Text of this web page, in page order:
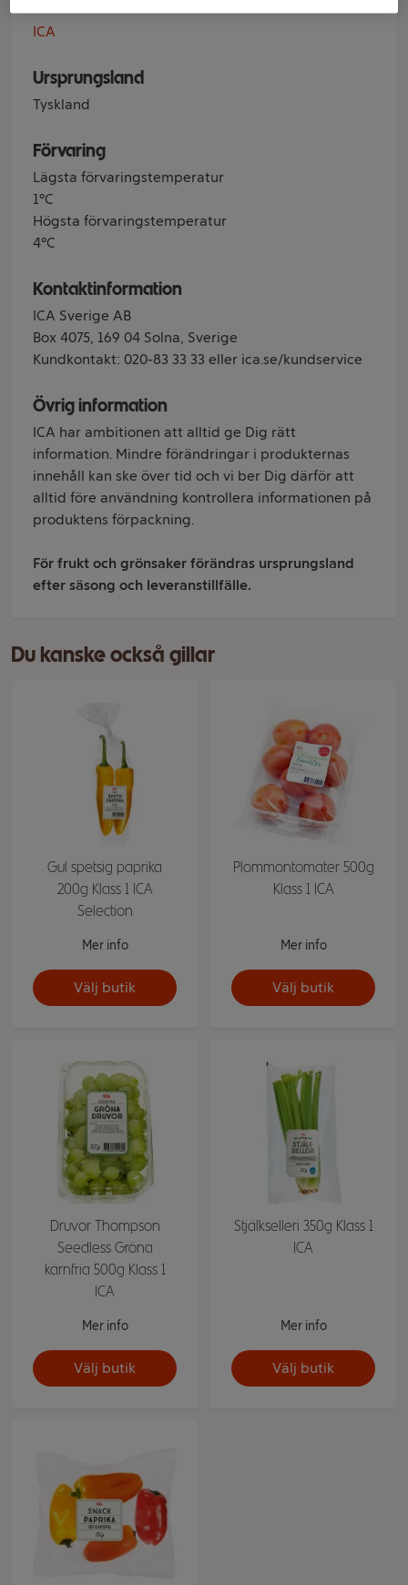
ICA
Ursprungsland
Tyskland
Förvaring
Lägsta förvaringstemperatur
1°C
Högsta förvaringstemperatur
4°C
Kontaktinformation
ICA Sverige AB
Box 4075, 169 04 Solna, Sverige
Kundkontakt: 020-83 33 33 eller ica.se/kundservice
Övrig information
ICA har ambitionen att alltid ge Dig rätt
information. Mindre förändringar i produkternas
innehåll kan ske över tid och vi ber Dig därför att
alltid före användning kontrollera informationen på
produktens förpackning.
För frukt och grönsaker förändras ursprungsland
efter säsong och leveranstillfälle.
Du kanske också gillar
Gul spetsig paprika
200g Klass 1 ICA
Selection
Mer info
Välj butik
Plommontomater 500g
Klass 1 ICA
Mer info
Välj butik
Druvor Thompson
Seedless Gröna
kärnfria 500g Klass 1
ICA
Mer info
Välj butik
Stjälkselleri 350g Klass 1
ICA
Mer info
Välj butik